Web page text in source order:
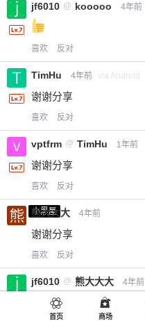
jf6010 @ kooooo 4年前
喜欢 反对
TimHu 4年前 via Android
谢谢分享
喜欢 反对
vptfrm @ TimHu 1年前
谢谢分享
喜欢 反对
小黑屋
熊大大大 4年前
谢谢分享
喜欢 反对
jf6010 @ 熊大大大 4年前
首页 商场